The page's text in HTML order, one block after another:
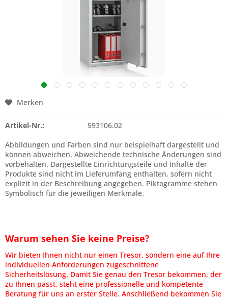
Merken
Artikel-Nr.:
593106.02
Abbildungen und Farben sind nur beispielhaft dargestellt und
können abweichen. Abweichende technische Änderungen sind
vorbehalten. Dargestellte Einrichtungsteile und Inhalte der
Produkte sind nicht im Lieferumfang enthalten, sofern nicht
explizit in der Beschreibung angegeben. Piktogramme stehen
Symbolisch für die jeweiligen Merkmale.
Warum sehen Sie keine Preise?
Wir bieten Ihnen nicht nur einen Tresor, sondern eine auf Ihre
individuellen Anforderungen zugeschnittene
Sicherheitslösung. Damit Sie genau den Tresor bekommen, der
zu Ihnen passt, steht eine professionelle und kompetente
Beratung für uns an erster Stelle. Anschließend bekommen Sie